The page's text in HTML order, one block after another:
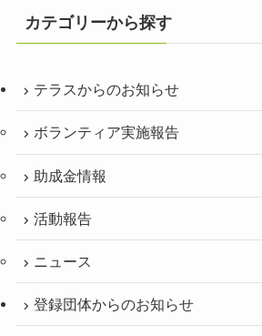
カテゴリーから探す
テラスからのお知らせ
ボランティア実施報告
助成金情報
活動報告
ニュース
登録団体からのお知らせ